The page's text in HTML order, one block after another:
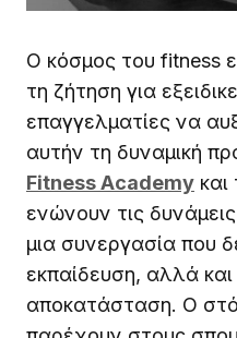
Ο κόσμος του fitness
τη ζήτηση για
επαγγελματίες να
αυτήν τη δυναμική
Fitness Academy και
ενώνουν τις
μια συνεργασία που
εκπαίδευση, αλλά
αποκατάσταση. Ο